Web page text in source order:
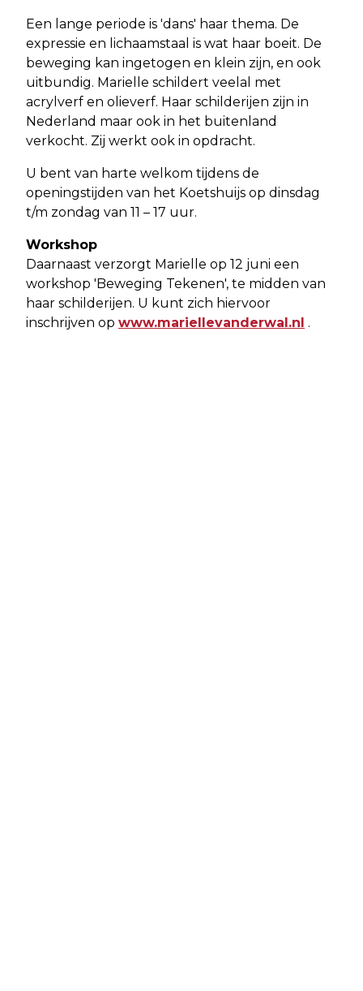
Een lange periode is 'dans' haar thema. De
expressie en lichaamstaal is wat haar boeit. De
beweging kan ingetogen en klein zijn, en ook
uitbundig. Marielle schildert veelal met
acrylverf en olieverf. Haar schilderijen zijn in
Nederland maar ook in het buitenland
verkocht. Zij werkt ook in opdracht.
U bent van harte welkom tijdens de
openingstijden van het Koetshuijs op dinsdag
t/m zondag van 11 – 17 uur.
Workshop
Daarnaast verzorgt Marielle op 12 juni een
workshop 'Beweging Tekenen', te midden van
haar schilderijen. U kunt zich hiervoor
inschrijven op www.mariellevanderwal.nl .